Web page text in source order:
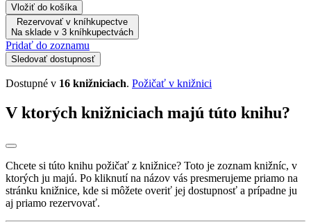
Vložiť do košíka
Rezervovať v kníhkupectve
Na sklade v 3 kníhkupectvách
Pridať do zoznamu
Sledovať dostupnosť
Dostupné v 16 knižniciach. Požičať v knižnici
V ktorých knižniciach majú túto knihu?
Chcete si túto knihu požičať z knižnice? Toto je zoznam knižníc, v
ktorých ju majú. Po kliknutí na názov vás presmerujeme priamo na
stránku knižnice, kde si môžete overiť jej dostupnosť a prípadne ju
aj priamo rezervovať.